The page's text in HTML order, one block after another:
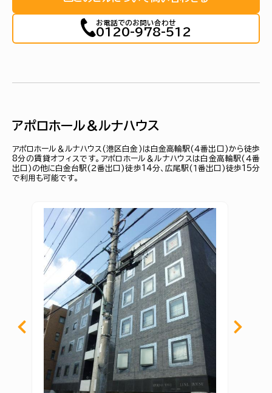
お電話でのお問い合わせ
0120-978-512
アポロホール＆ルナハウス
アポロホール＆ルナハウス(港区白金)は白金高輪駅(４番出口)から徒歩
8分の賃貸オフィスです。アポロホール＆ルナハウスは白金高輪駅(４番
出口)の他に白金台駅(２番出口)徒歩14分、広尾駅(１番出口)徒歩15分
で利用も可能です。